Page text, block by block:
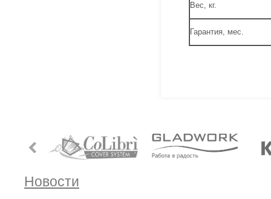
Вес, кг.
Гарантия, мес.
Новости